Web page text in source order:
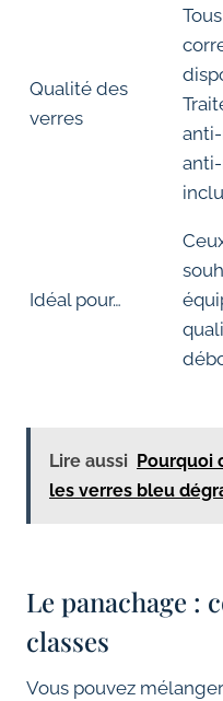
Qualité des
verres
Idéal pour…
Lire aussi Pourquoi
les verres bleu
Le panachage :
classes
Vous pouvez